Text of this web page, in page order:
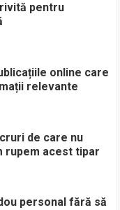
pentru
online care
relevante
de care nu
rupem acest tipar
personal fără să